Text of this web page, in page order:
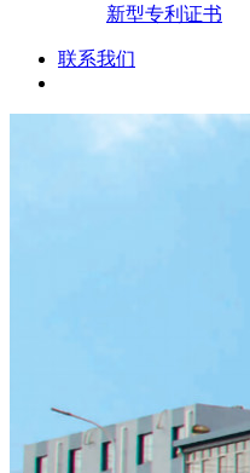
新型专利证书
联系我们